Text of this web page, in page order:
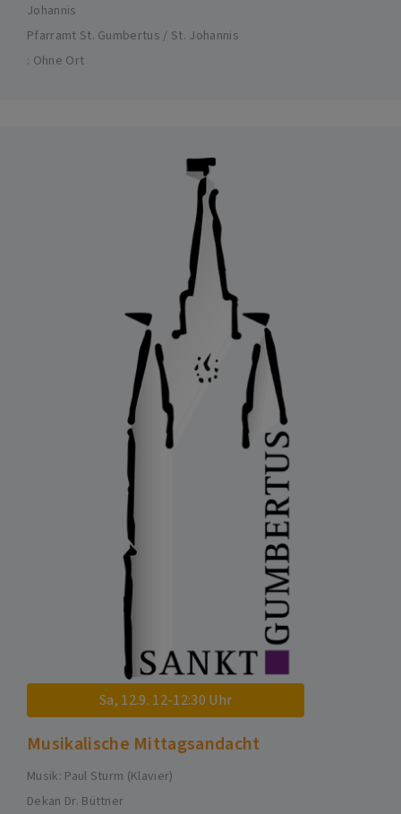
Johannis
Pfarramt St. Gumbertus / St. Johannis
Ohne Ort
Sa, 12.9. 12-12:30 Uhr
Musikalische Mittagsandacht
Musik: Paul Sturm (Klavier)
Dekan Dr. Büttner